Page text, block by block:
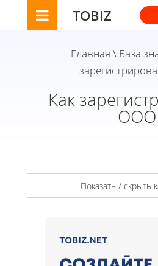
TOBIZ
Главная \ База
Как
ООО
Показать / скрыть